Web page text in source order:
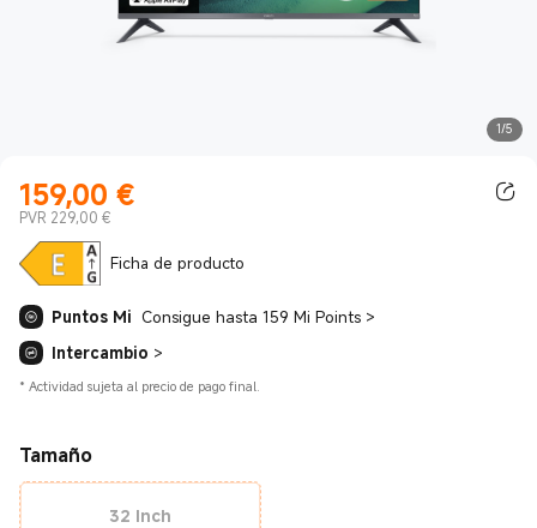
1/5
159,00 €
Current Price €159.00
PVR 229,00 €
Ficha de producto
Puntos Mi Consigue hasta 159 Mi Points >
Intercambio >
* Actividad sujeta al precio de pago final.
Tamaño
32 Inch